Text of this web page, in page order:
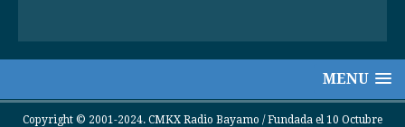
MENU
Copyright © 2001-2024. CMKX Radio Bayamo / Fundada el 10 Octubre